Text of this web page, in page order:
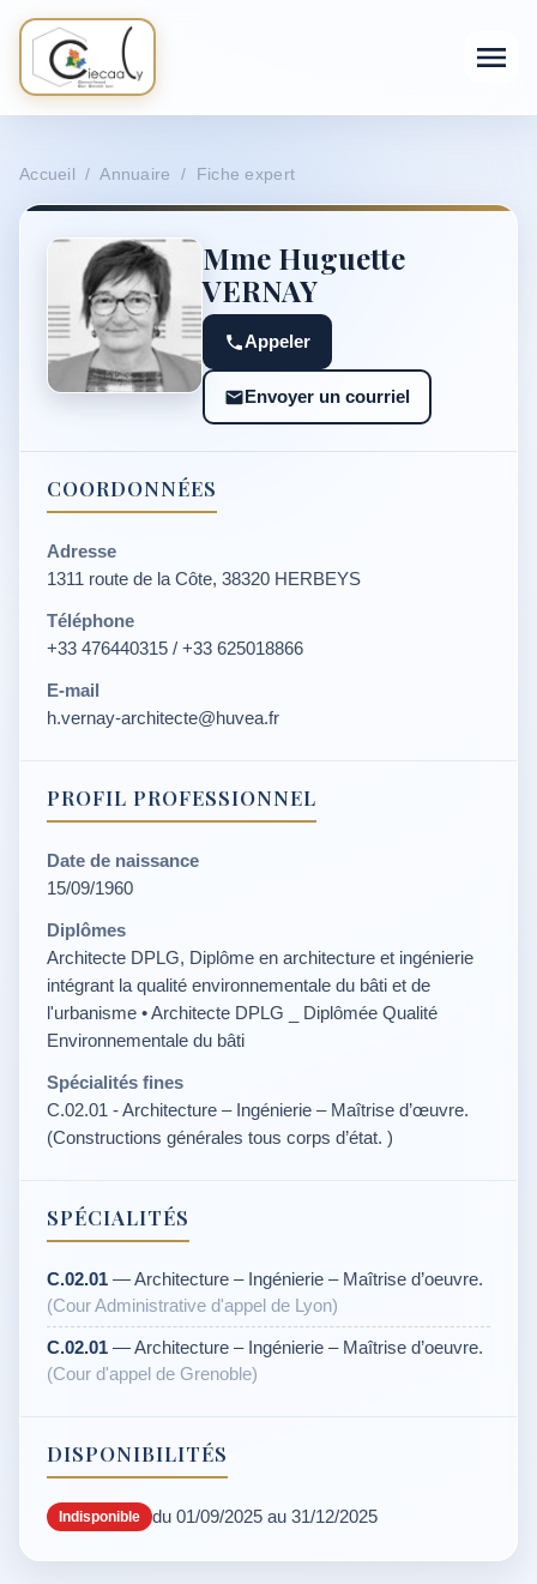
Accueil / Annuaire / Fiche expert
Mme Huguette
VERNAY
Appeler
Envoyer un courriel
COORDONNÉES
Adresse
1311 route de la Côte, 38320 HERBEYS
Téléphone
+33 476440315 / +33 625018866
E-mail
h.vernay-architecte@huvea.fr
PROFIL PROFESSIONNEL
Date de naissance
15/09/1960
Diplômes
Architecte DPLG, Diplôme en architecture et ingénierie
intégrant la qualité environnementale du bâti et de
l'urbanisme • Architecte DPLG _ Diplômée Qualité
Environnementale du bâti
Spécialités fines
C.02.01 - Architecture – Ingénierie – Maîtrise d’œuvre.
(Constructions générales tous corps d’état. )
SPÉCIALITÉS
C.02.01 — Architecture – Ingénierie – Maîtrise d’oeuvre.
(Cour Administrative d'appel de Lyon)
C.02.01 — Architecture – Ingénierie – Maîtrise d’oeuvre.
(Cour d'appel de Grenoble)
DISPONIBILITÉS
Indisponible du 01/09/2025 au 31/12/2025